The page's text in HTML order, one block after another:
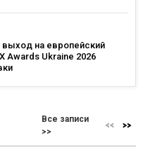
выход на европейский
Awards Ukraine 2026
Все записи
>>